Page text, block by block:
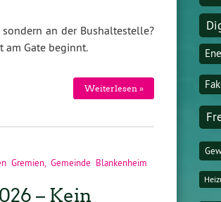
an der Bushaltestelle?
am Gate beginnt.
Weiterlesen »
Gremien,Gemeinde Blankenheim
– Kein